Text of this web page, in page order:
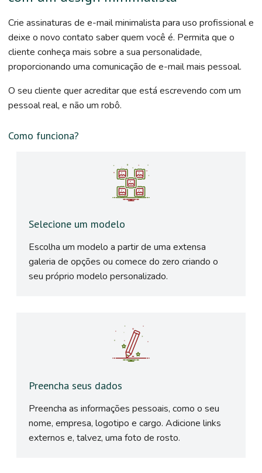
Crie assinaturas de e-mail minimalista para uso profissional e
deixe o novo contato saber quem você é. Permita que o
cliente conheça mais sobre a sua personalidade,
proporcionando uma comunicação de e-mail mais pessoal.
O seu cliente quer acreditar que está escrevendo com um
pessoal real, e não um robô.
Como funciona?
Selecione um modelo
Escolha um modelo a partir de uma extensa
galeria de opções ou comece do zero criando o
seu próprio modelo personalizado.
Preencha seus dados
Preencha as informações pessoais, como o seu
nome, empresa, logotipo e cargo. Adicione links
externos e, talvez, uma foto de rosto.